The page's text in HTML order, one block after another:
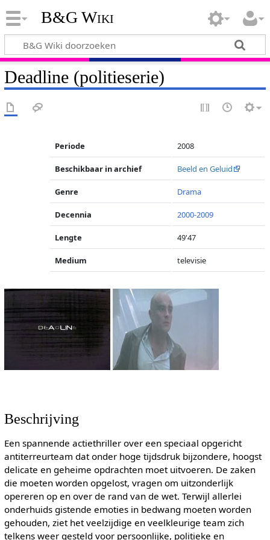
B&G Wiki
Deadline (politieserie)
Periode 2008
Beschikbaar in archief Beeld en Geluid
Genre Drama
Decennia 2000-2009
Lengte 49'47
Medium televisie
Beschrijving
Een spannende actiethriller over een speciaal opgericht
antiterreurteam dat onder hoge tijdsdruk bijzondere, hoogst
delicate en geheime opdrachten moet uitvoeren. De zaken
die moeten worden opgelost, vragen om uitzonderlijk
opereren op en over de rand van de wet. Terwijl allerlei
onderhuids gistende emoties in bedwang moeten worden
gehouden, ziet het veelzijdige en veelkleurige team zich
telkens weer gesteld voor persoonlijke, politieke en